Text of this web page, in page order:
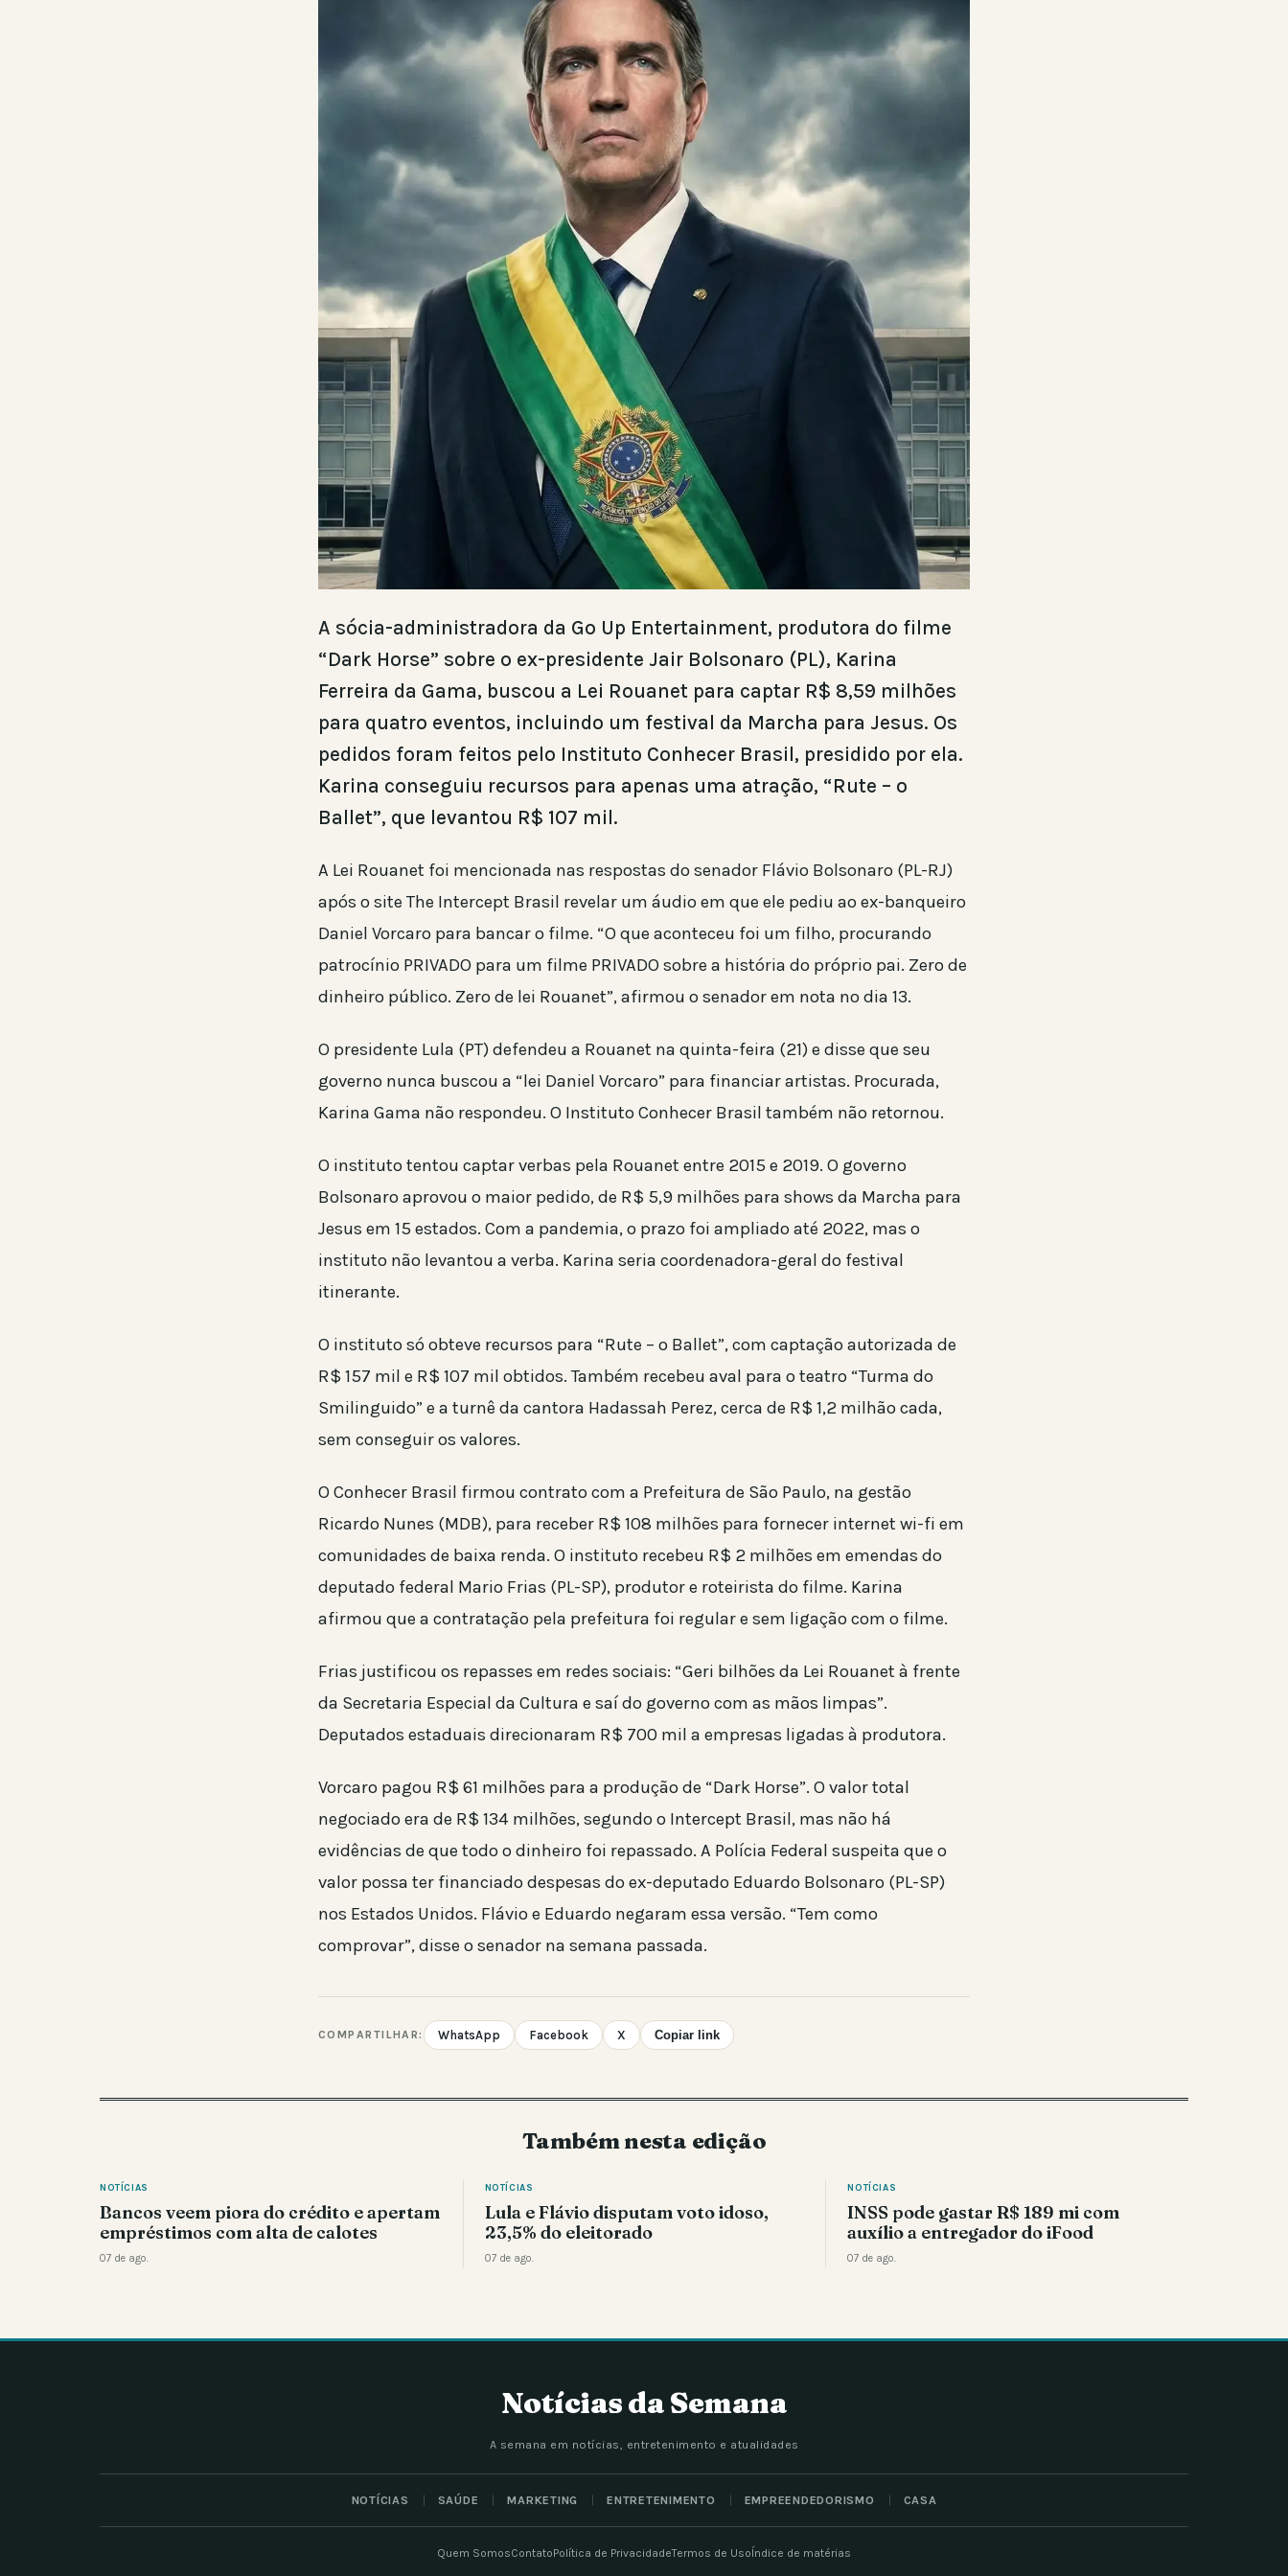
A sócia-administradora da Go Up Entertainment, produtora do filme
“Dark Horse” sobre o ex-presidente Jair Bolsonaro (PL), Karina
Ferreira da Gama, buscou a Lei Rouanet para captar R$ 8,59 milhões
para quatro eventos, incluindo um festival da Marcha para Jesus. Os
pedidos foram feitos pelo Instituto Conhecer Brasil, presidido por ela.
Karina conseguiu recursos para apenas uma atração, “Rute – o
Ballet”, que levantou R$ 107 mil.
A Lei Rouanet foi mencionada nas respostas do senador Flávio Bolsonaro (PL-RJ)
após o site The Intercept Brasil revelar um áudio em que ele pediu ao ex-banqueiro
Daniel Vorcaro para bancar o filme. “O que aconteceu foi um filho, procurando
patrocínio PRIVADO para um filme PRIVADO sobre a história do próprio pai. Zero de
dinheiro público. Zero de lei Rouanet”, afirmou o senador em nota no dia 13.
O presidente Lula (PT) defendeu a Rouanet na quinta-feira (21) e disse que seu
governo nunca buscou a “lei Daniel Vorcaro” para financiar artistas. Procurada,
Karina Gama não respondeu. O Instituto Conhecer Brasil também não retornou.
O instituto tentou captar verbas pela Rouanet entre 2015 e 2019. O governo
Bolsonaro aprovou o maior pedido, de R$ 5,9 milhões para shows da Marcha para
Jesus em 15 estados. Com a pandemia, o prazo foi ampliado até 2022, mas o
instituto não levantou a verba. Karina seria coordenadora-geral do festival
itinerante.
O instituto só obteve recursos para “Rute – o Ballet”, com captação autorizada de
R$ 157 mil e R$ 107 mil obtidos. Também recebeu aval para o teatro “Turma do
Smilinguido” e a turnê da cantora Hadassah Perez, cerca de R$ 1,2 milhão cada,
sem conseguir os valores.
O Conhecer Brasil firmou contrato com a Prefeitura de São Paulo, na gestão
Ricardo Nunes (MDB), para receber R$ 108 milhões para fornecer internet wi-fi em
comunidades de baixa renda. O instituto recebeu R$ 2 milhões em emendas do
deputado federal Mario Frias (PL-SP), produtor e roteirista do filme. Karina
afirmou que a contratação pela prefeitura foi regular e sem ligação com o filme.
Frias justificou os repasses em redes sociais: “Geri bilhões da Lei Rouanet à frente
da Secretaria Especial da Cultura e saí do governo com as mãos limpas”.
Deputados estaduais direcionaram R$ 700 mil a empresas ligadas à produtora.
Vorcaro pagou R$ 61 milhões para a produção de “Dark Horse”. O valor total
negociado era de R$ 134 milhões, segundo o Intercept Brasil, mas não há
evidências de que todo o dinheiro foi repassado. A Polícia Federal suspeita que o
valor possa ter financiado despesas do ex-deputado Eduardo Bolsonaro (PL-SP)
nos Estados Unidos. Flávio e Eduardo negaram essa versão. “Tem como
comprovar”, disse o senador na semana passada.
COMPARTILHAR: WhatsApp Facebook X Copiar link
Também nesta edição
NOTÍCIAS
Bancos veem piora do crédito e apertam
empréstimos com alta de calotes
07 de ago.
NOTÍCIAS
Lula e Flávio disputam voto idoso,
23,5% do eleitorado
07 de ago.
NOTÍCIAS
INSS pode gastar R$ 189 mi com
auxílio a entregador do iFood
07 de ago.
Notícias da Semana
A semana em notícias, entretenimento e atualidades
NOTÍCIAS SAÚDE MARKETING ENTRETENIMENTO EMPREENDEDORISMO CASA
Quem SomosContatoPolítica de PrivacidadeTermos de UsoÍndice de matérias